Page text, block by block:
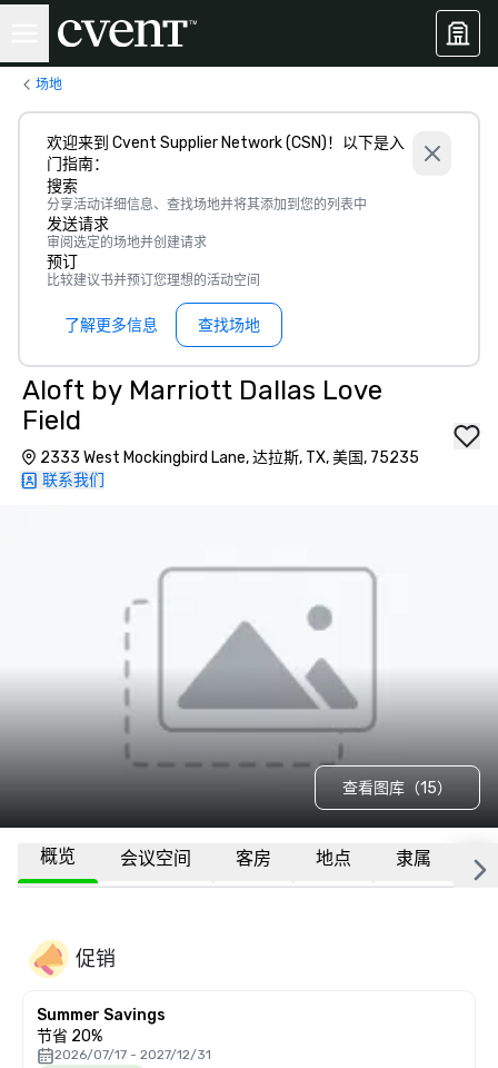
场地
欢迎来到 Cvent Supplier Network (CSN)！以下是入
门指南：
搜索
分享活动详细信息、查找场地并将其添加到您的列表中
发送请求
审阅选定的场地并创建请求
预订
比较建议书并预订您理想的活动空间
了解更多信息 查找场地
Aloft by Marriott Dallas Love
Field
2333 West Mockingbird Lane, 达拉斯, TX, 美国, 75235
联系我们
查看图库（15）
概览 会议空间 客房 地点 隶属 更
促销
Summer Savings
节省 20%
2026/07/17 - 2027/12/31